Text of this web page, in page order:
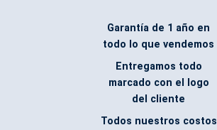
Garantía de 1 año en
todo lo que vendemos
Entregamos todo
marcado con el logo
del cliente
Todos nuestros costos